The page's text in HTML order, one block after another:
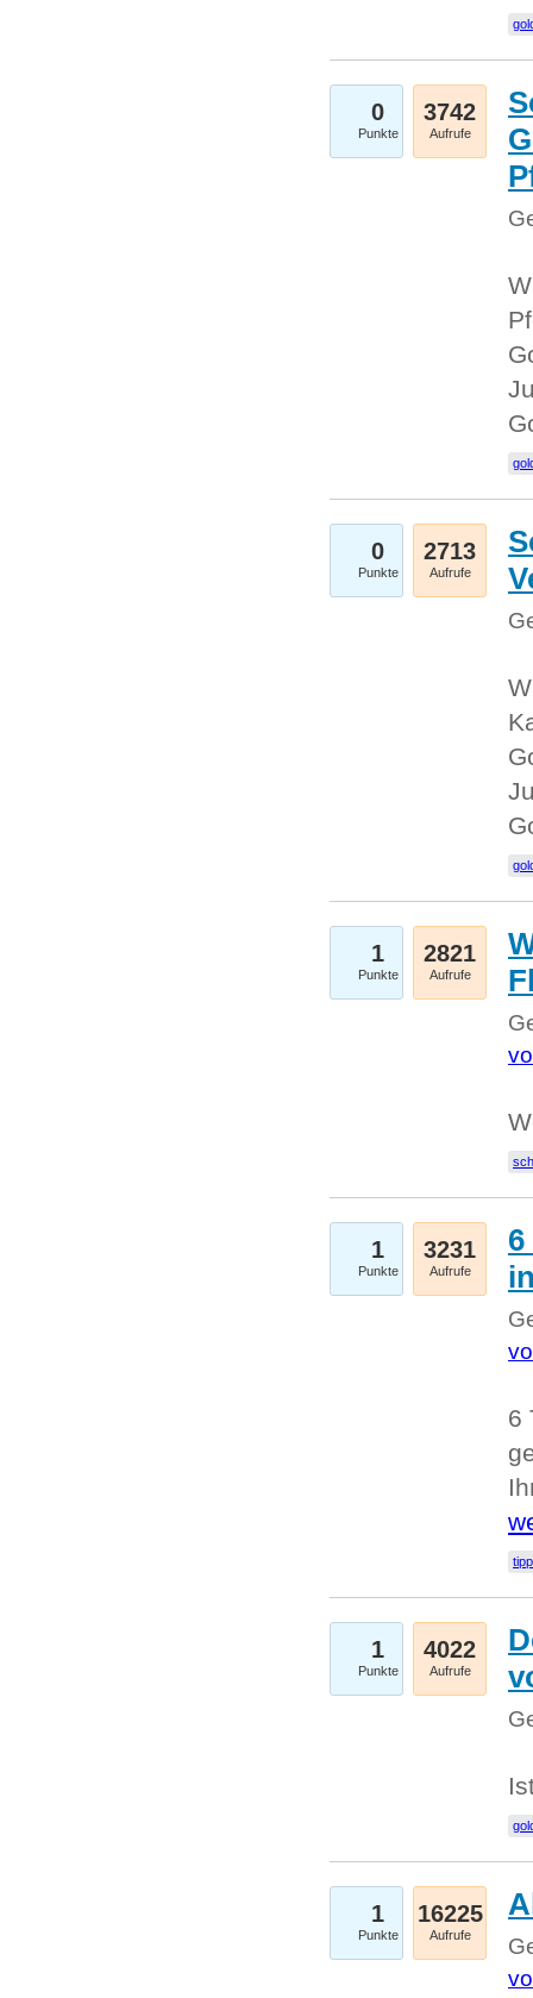
0
Punkte
3742
Aufrufe
0
Punkte
2713
Aufrufe
1
Punkte
2821
Aufrufe
1
Punkte
3231
Aufrufe
6
1
Punkte
4022
Aufrufe
1
Punkte
16225
Aufrufe